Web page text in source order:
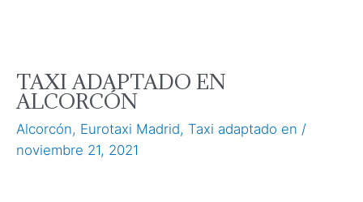
TAXI ADAPTADO EN
ALCORCÓN
Alcorcón, Eurotaxi Madrid, Taxi adaptado en /
noviembre 21, 2021